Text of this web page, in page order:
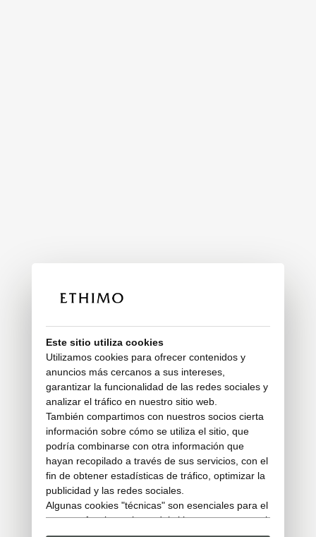
Este sitio utiliza cookies
Utilizamos cookies para ofrecer contenidos y
anuncios más cercanos a sus intereses,
garantizar la funcionalidad de las redes sociales y
analizar el tráfico en nuestro sitio web.
También compartimos con nuestros socios cierta
información sobre cómo se utiliza el sitio, que
podría combinarse con otra información que
hayan recopilado a través de sus servicios, con el
fin de obtener estadísticas de tráfico, optimizar la
publicidad y las redes sociales.
Algunas cookies "técnicas" son esenciales para el
correcto funcionamiento del sitio y no procesan ni